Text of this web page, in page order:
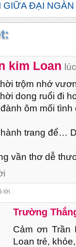
GIỮA ĐẠI
kim Loan
trộm nhớ
dong ruổi đi
ôm mối tình
trang để…
vần thơ dễ
lời
Trường
Cảm ơn Trần
Loan trẻ,